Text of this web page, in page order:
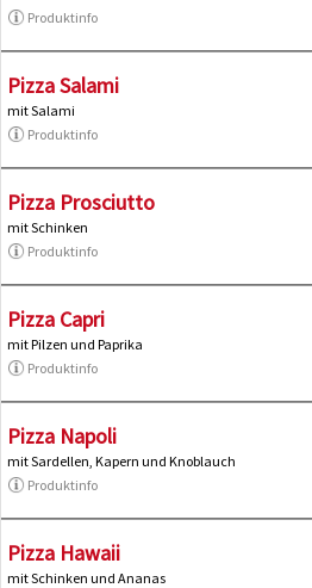
Produktinfo
Pizza Salami
mit Salami
Produktinfo
Pizza Prosciutto
mit Schinken
Produktinfo
Pizza Capri
mit Pilzen und Paprika
Produktinfo
Pizza Napoli
mit Sardellen, Kapern und Knoblauch
Produktinfo
Pizza Hawaii
mit Schinken und Ananas